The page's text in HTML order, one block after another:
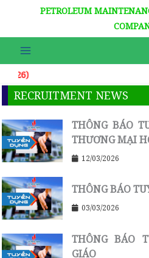
nội
dung
PETROLEUM
RECRUITMENT NEWS
THÔNG BÁO
THƯƠNG MẠI
12/03/2026
THÔNG BÁO
03/03/2026
THÔNG BÁO
GIÁO